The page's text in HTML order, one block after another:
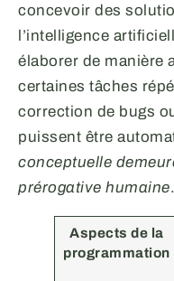
concevoir des
l’intelligence
élaborer de manière
certaines tâches
correction de bugs
puissent être
conceptuelle
prérogative humaine.
Aspects de la
programmation